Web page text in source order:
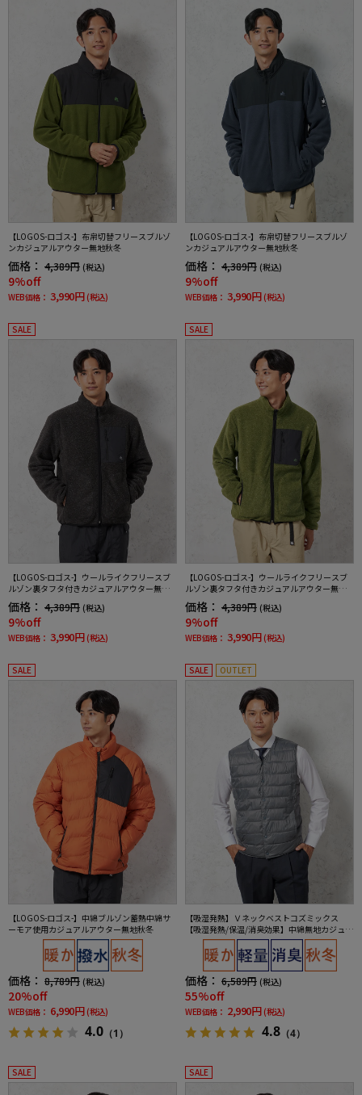
【LOGOS-ロゴス-】布帛切替フリースブルゾ
ンカジュアルアウター無地秋冬
価格： 4,389円 (税込)
9%off
WEB価格： 3,990円 (税込)
【LOGOS-ロゴス-】布帛切替フリースブルゾ
ンカジュアルアウター無地秋冬
価格： 4,389円 (税込)
9%off
WEB価格： 3,990円 (税込)
SALE
【LOGOS-ロゴス-】ウールライクフリースブ
ルゾン裏タフタ付きカジュアルアウター無地
秋冬
価格： 4,389円 (税込)
9%off
WEB価格： 3,990円 (税込)
SALE
【LOGOS-ロゴス-】ウールライクフリースブ
ルゾン裏タフタ付きカジュアルアウター無地
秋冬
価格： 4,389円 (税込)
9%off
WEB価格： 3,990円 (税込)
SALE
【LOGOS-ロゴス-】中綿ブルゾン蓄熱中綿サ
ーモア使用カジュアルアウター無地秋冬
価格： 8,789円 (税込)
20%off
WEB価格： 6,990円 (税込)
4.0 （1）
SALE OUTLET
【吸湿発熱】Ｖネックベストコズミックス
【吸湿発熱/保温/消臭効果】中綿無地カジュア
ルアウターリッケンバッカー秋冬
価格： 6,589円 (税込)
55%off
WEB価格： 2,990円 (税込)
4.8 （4）
SALE SALE